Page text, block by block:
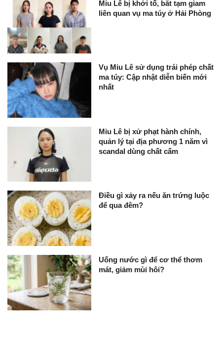
Miu Lê bị khởi tố, bắt tạm giam
liên quan vụ ma túy ở Hải Phòng
Vụ Miu Lê sử dụng trái phép chất
ma túy: Cập nhật diễn biến mới
nhất
Miu Lê bị xử phạt hành chính,
quản lý tại địa phương 1 năm vì
scandal dùng chất cấm
Điều gì xảy ra nếu ăn trứng luộc
để qua đêm?
Uống nước gì để cơ thể thơm
mát, giảm mùi hôi?